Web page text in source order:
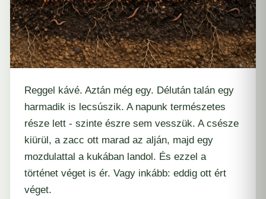
Reggel kávé. Aztán még egy. Délután talán egy
harmadik is lecsúszik. A napunk természetes
része lett - szinte észre sem vesszük. A csésze
kiürül, a zacc ott marad az alján, majd egy
mozdulattal a kukában landol. És ezzel a
történet véget is ér. Vagy inkább: eddig ott ért
véget.